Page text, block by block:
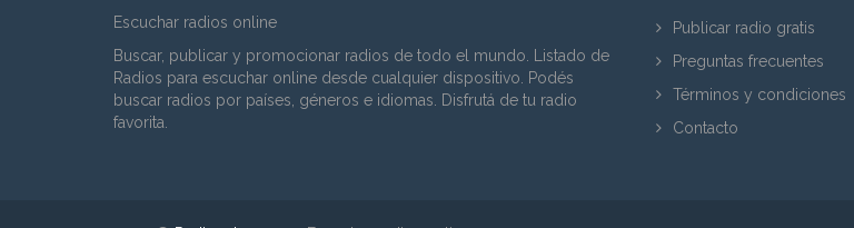
Escuchar radios online
Buscar, publicar y promocionar radios de todo el mundo. Listado de
Radios para escuchar online desde cualquier dispositivo. Podés
buscar radios por países, géneros e idiomas. Disfrutá de tu radio
favorita.
Publicar radio gratis
Preguntas frecuentes
Términos y condiciones
Contacto